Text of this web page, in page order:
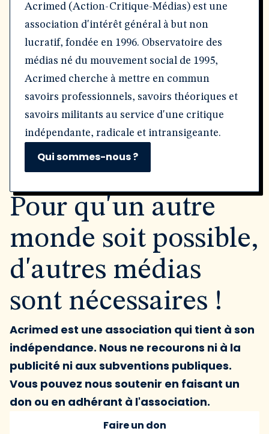
Acrimed (Action-Critique-Médias) est une
association d'intérêt général à but non
lucratif, fondée en 1996. Observatoire des
médias né du mouvement social de 1995,
Acrimed cherche à mettre en commun
savoirs professionnels, savoirs théoriques et
savoirs militants au service d'une critique
indépendante, radicale et intransigeante.
Qui sommes-nous ?
Pour qu'un autre
monde soit possible,
d'autres médias
sont nécessaires !
Acrimed est une association qui tient à son
indépendance. Nous ne recourons ni à la
publicité ni aux subventions publiques.
Vous pouvez nous soutenir en faisant un
don ou en adhérant à l'association.
Faire un don